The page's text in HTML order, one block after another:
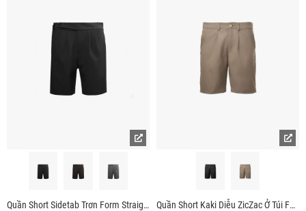
Quần Short Sidetab Trơn Form Straight QS083 Quần Short Kaki Diễu ZicZac Ở Túi Form Regular QS063